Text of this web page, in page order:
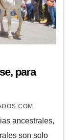
para
ancestrales,
son solo